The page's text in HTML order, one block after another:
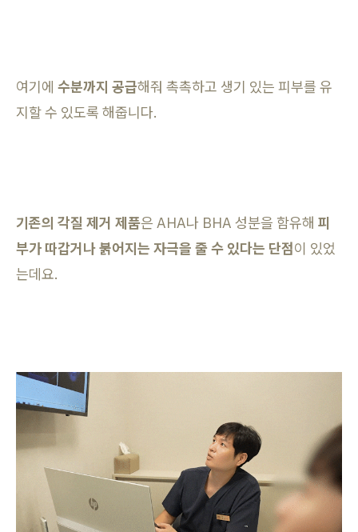
여기에 수분까지 공급해줘 촉촉하고 생기 있는 피부를 유
지할 수 있도록 해줍니다.
기존의 각질 제거 제품은 AHA나 BHA 성분을 함유해 피
부가 따갑거나 붉어지는 자극을 줄 수 있다는 단점이 있었
는데요.